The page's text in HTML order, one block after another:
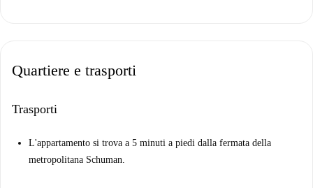
Quartiere e trasporti
Trasporti
L'appartamento si trova a 5 minuti a piedi dalla fermata della
metropolitana Schuman.